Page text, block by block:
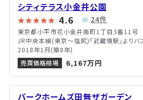
シティテラス小金井公園
4.6 24件
東京都小平市花小金井南町1丁目3番11号
JR中央本線(東京～塩尻)「武蔵境駅」よりバ
2018年1月(築8年)
売買価格相場
6,167万円
パークホームズ田無ザガーデン